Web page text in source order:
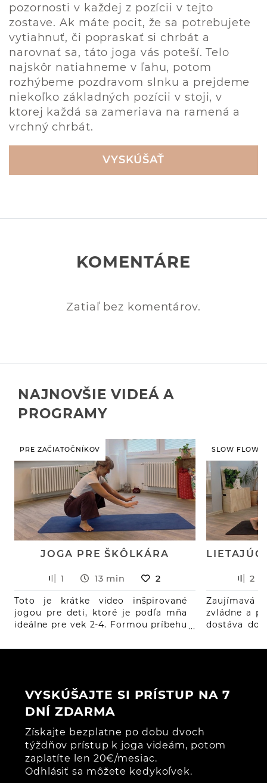
pozornosti v každej z pozícii v tejto
zostave. Ak máte pocit, že sa potrebujete
vytiahnuť, či popraskať si chrbát a
narovnať sa, táto joga vás poteší. Telo
najskôr natiahneme v ľahu, potom
rozhýbeme pozdravom slnku a prejdeme
niekoľko základných pozícii v stoji, v
ktorej každá sa zameriava na ramená a
vrchný chrbát.
VYSKÚŠAŤ
KOMENTÁRE
Zatiaľ bez komentárov.
NAJNOVŠIE VIDEÁ A
PROGRAMY
PRE ZAČIATOČNÍKOV
JOGA PRE ŠKÔLKÁRA
1 13 min 2
Toto je krátke video inšpirované
jogou pre deti, ktoré je podľa mňa
ideálne pre vek 2-4. Formou príbehu
známych jogových pozícií.
SLOW FLOW
2
zvládne a
dostáva do
zabrať, ale
VYSKÚŠAJTE SI PRÍSTUP NA 7
DNÍ ZDARMA
Získajte bezplatne po dobu dvoch
týždňov prístup k joga videám, potom
zaplatíte len 20€/mesiac.
Odhlásiť sa môžete kedykoľvek.